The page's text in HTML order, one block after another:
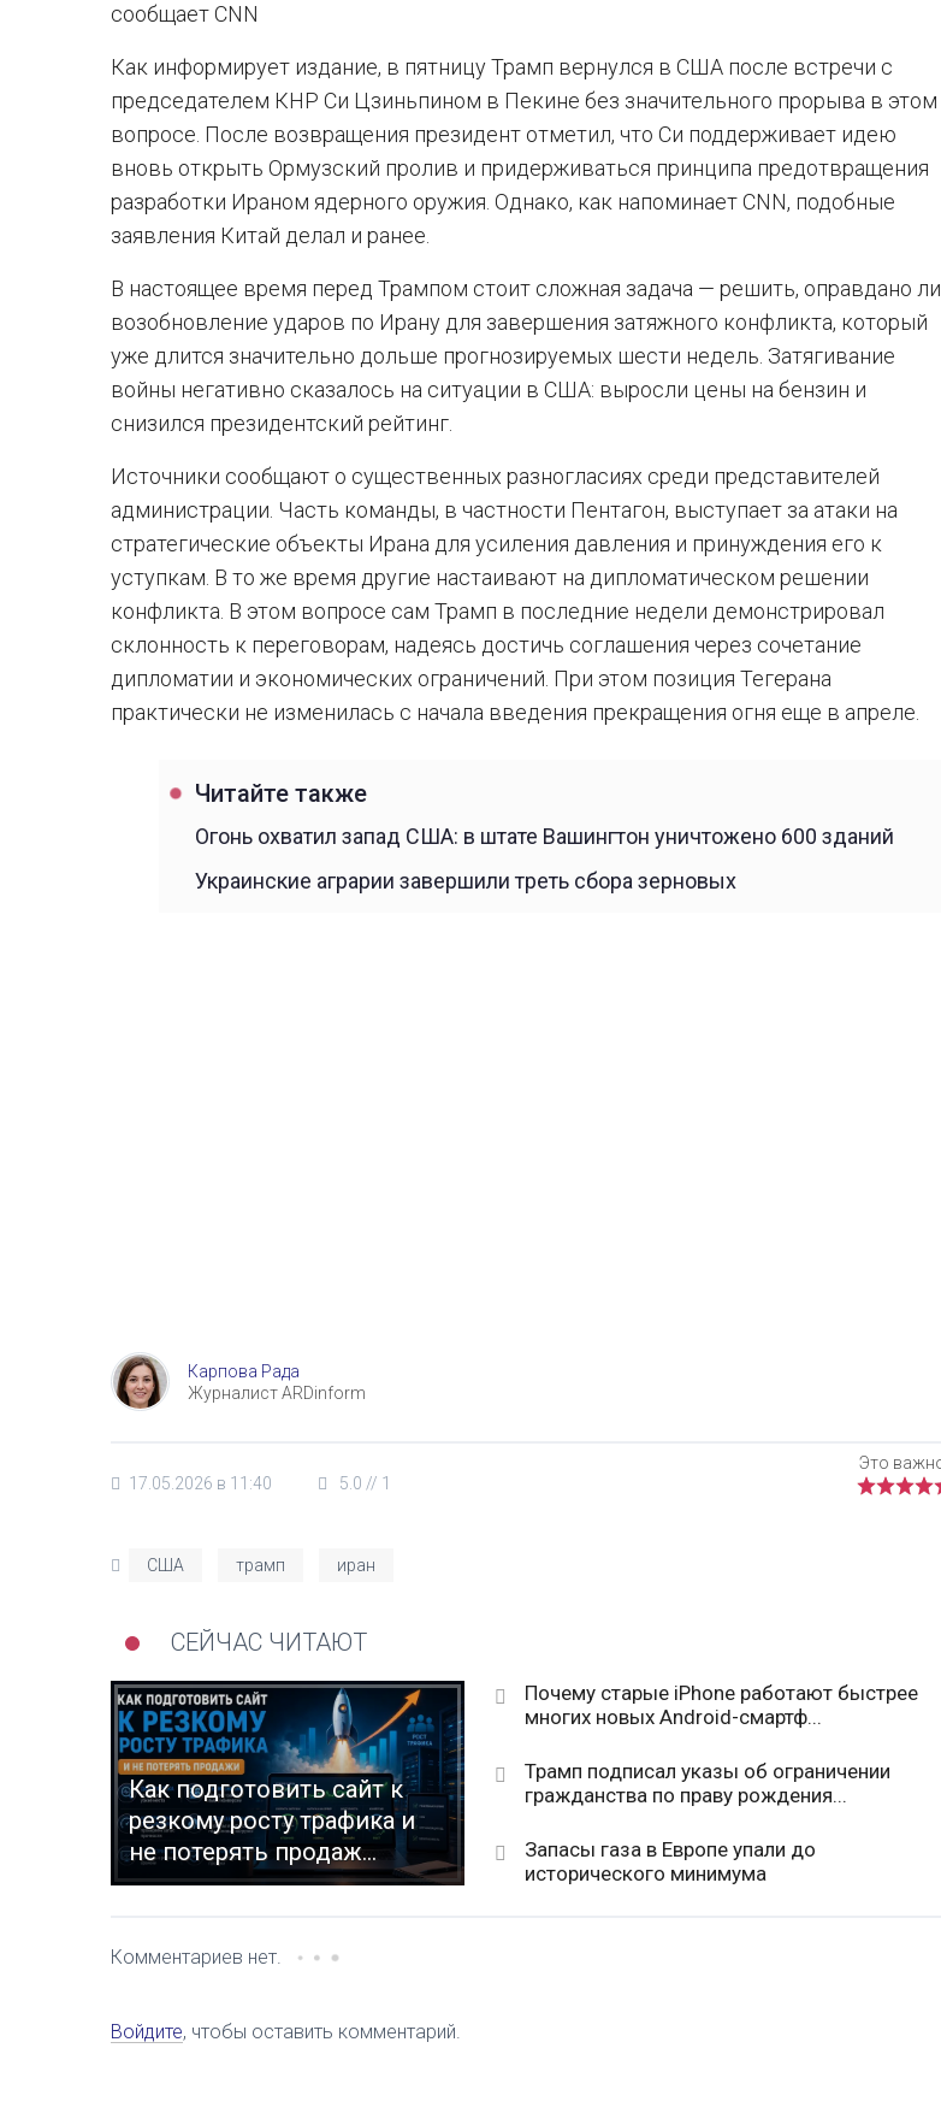
сообщает CNN
Как информирует издание, в пятницу Трамп вернулся в США после встречи с
председателем КНР Си Цзиньпином в Пекине без значительного прорыва в этом
вопросе. После возвращения президент отметил, что Си поддерживает идею
вновь открыть Ормузский пролив и придерживаться принципа предотвращения
разработки Ираном ядерного оружия. Однако, как напоминает CNN, подобные
заявления Китай делал и ранее.
В настоящее время перед Трампом стоит сложная задача — решить, оправдано ли
возобновление ударов по Ирану для завершения затяжного конфликта, который
уже длится значительно дольше прогнозируемых шести недель. Затягивание
войны негативно сказалось на ситуации в США: выросли цены на бензин и
снизился президентский рейтинг.
Источники сообщают о существенных разногласиях среди представителей
администрации. Часть команды, в частности Пентагон, выступает за атаки на
стратегические объекты Ирана для усиления давления и принуждения его к
уступкам. В то же время другие настаивают на дипломатическом решении
конфликта. В этом вопросе сам Трамп в последние недели демонстрировал
склонность к переговорам, надеясь достичь соглашения через сочетание
дипломатии и экономических ограничений. При этом позиция Тегерана
практически не изменилась с начала введения прекращения огня еще в апреле.
Читайте также
Огонь охватил запад США: в штате Вашингтон уничтожено 600 зданий
Украинские аграрии завершили треть сбора зерновых
Карпова Рада
Журналист ARDinform
17.05.2026 в 11:40 5.0 // 1
США трамп иран
СЕЙЧАС ЧИТАЮТ
Как подготовить сайт к
резкому росту трафика и
не потерять продаж...
Почему старые iPhone работают быстрее
многих новых Android-смартф...
Трамп подписал указы об ограничении
гражданства по праву рождения...
Запасы газа в Европе упали до
исторического минимума
Комментариев нет.
Войдите, чтобы оставить комментарий.